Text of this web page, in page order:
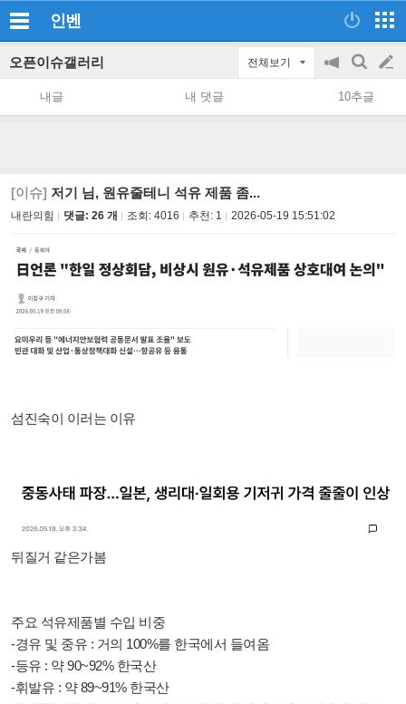
인벤
오픈이슈갤러리 전체보기
공
지
on/off
검
색
글
쓰
내글 내 댓글 10추글
[이슈] 저기 님, 원유줄테니 석유 제품 좀...
내란의힘 댓글: 26 개 조회: 4016 추천: 1 2026-05-19 15:51:02
섬진숙이 이러는 이유
뒤질거 같은가봄
주요 석유제품별 수입 비중
-경유 및 중유 : 거의 100%를 한국에서 들여옴
-등유 : 약 90~92% 한국산
-휘발유 : 약 89~91% 한국산